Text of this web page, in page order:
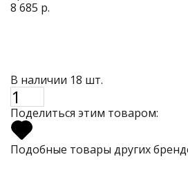
8 685 р.
В наличии 18 шт.
Поделиться этим товаром:
Подобные товары других